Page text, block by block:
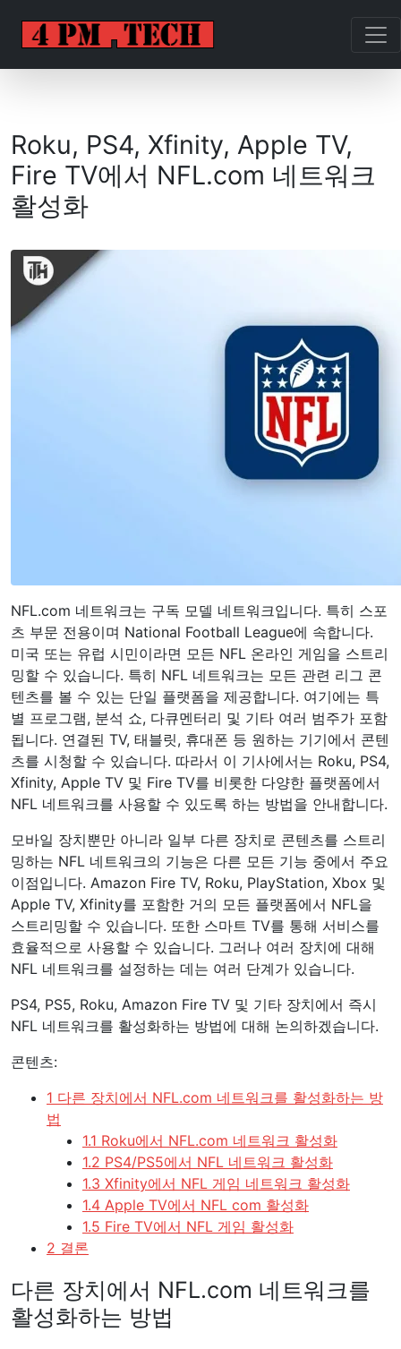
Roku, PS4, Xfinity, Apple TV,
Fire TV에서 NFL.com 네트워크
활성화
NFL.com 네트워크는 구독 모델 네트워크입니다. 특히 스포
츠 부문 전용이며 National Football League에 속합니다.
미국 또는 유럽 시민이라면 모든 NFL 온라인 게임을 스트리
밍할 수 있습니다. 특히 NFL 네트워크는 모든 관련 리그 콘
텐츠를 볼 수 있는 단일 플랫폼을 제공합니다. 여기에는 특
별 프로그램, 분석 쇼, 다큐멘터리 및 기타 여러 범주가 포함
됩니다. 연결된 TV, 태블릿, 휴대폰 등 원하는 기기에서 콘텐
츠를 시청할 수 있습니다. 따라서 이 기사에서는 Roku, PS4,
Xfinity, Apple TV 및 Fire TV를 비롯한 다양한 플랫폼에서
NFL 네트워크를 사용할 수 있도록 하는 방법을 안내합니다.
모바일 장치뿐만 아니라 일부 다른 장치로 콘텐츠를 스트리
밍하는 NFL 네트워크의 기능은 다른 모든 기능 중에서 주요
이점입니다. Amazon Fire TV, Roku, PlayStation, Xbox 및
Apple TV, Xfinity를 포함한 거의 모든 플랫폼에서 NFL을
스트리밍할 수 있습니다. 또한 스마트 TV를 통해 서비스를
효율적으로 사용할 수 있습니다. 그러나 여러 장치에 대해
NFL 네트워크를 설정하는 데는 여러 단계가 있습니다.
PS4, PS5, Roku, Amazon Fire TV 및 기타 장치에서 즉시
NFL 네트워크를 활성화하는 방법에 대해 논의하겠습니다.
콘텐츠:
1 다른 장치에서 NFL.com 네트워크를 활성화하는 방
법
1.1 Roku에서 NFL.com 네트워크 활성화
1.2 PS4/PS5에서 NFL 네트워크 활성화
1.3 Xfinity에서 NFL 게임 네트워크 활성화
1.4 Apple TV에서 NFL com 활성화
1.5 Fire TV에서 NFL 게임 활성화
2 결론
다른 장치에서 NFL.com 네트워크를
활성화하는 방법